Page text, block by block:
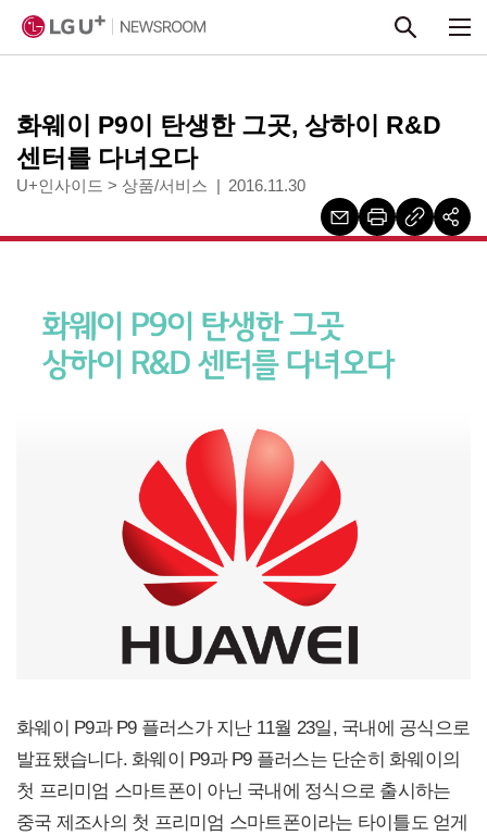
화웨이 P9이 탄생한 그곳, 상하이 R&D
센터를 다녀오다
U+인사이드 > 상품/서비스 2016.11.30
화웨이 P9과 P9 플러스가 지난 11월 23일, 국내에 공식으로
발표됐습니다. 화웨이 P9과 P9 플러스는 단순히 화웨이의
첫 프리미엄 스마트폰이 아닌 국내에 정식으로 출시하는
중국 제조사의 첫 프리미엄 스마트폰이라는 타이틀도 얻게